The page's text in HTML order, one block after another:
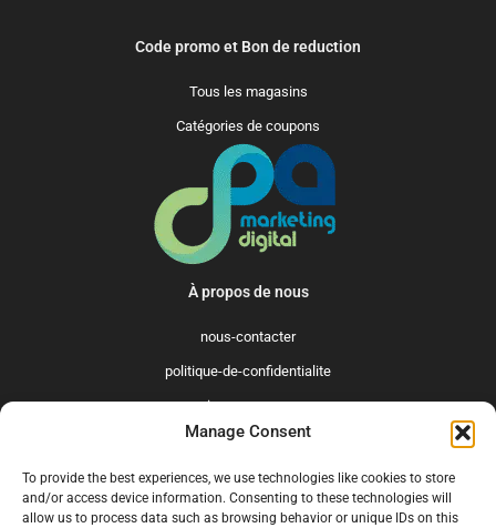
Manage Consent
To provide the best experiences, we use technologies like cookies to store
and/or access device information. Consenting to these technologies will
allow us to process data such as browsing behavior or unique IDs on this
Code promo et Bon de reduction
Tous les magasins
Catégories de coupons
À propos de nous
nous-contacter
politique-de-confidentialite
qui-sommes-nous
US GB FR IT ES NL AU BR CA